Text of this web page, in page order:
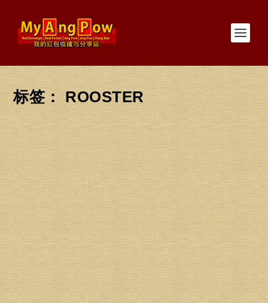
标签：ROOSTER
丹尼斯2017年鸡年红包收藏
由Gilbert Lawrence| 10 月 31, 2018|世界各地的红包收藏家 |0 |